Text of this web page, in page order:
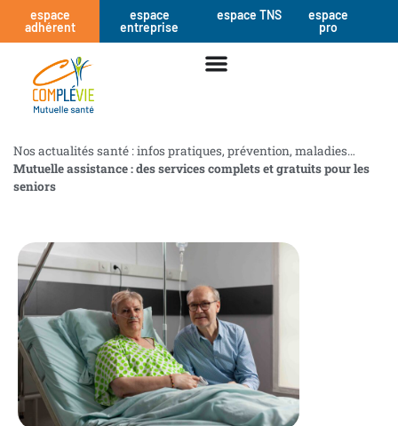
espace
adhérent
espace
entreprise
espace TNS
espace
pro
Nos actualités santé : infos pratiques, prévention, maladies…
Mutuelle assistance : des services complets et gratuits pour les
seniors